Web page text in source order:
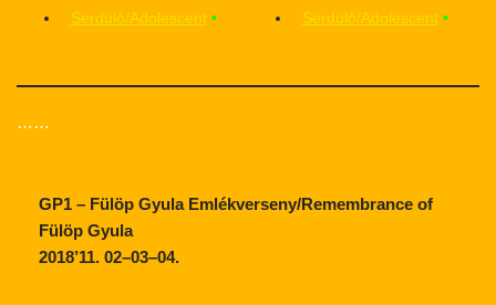
Serdülő/Adolescent• Serdülő/Adolescent •
……
GP1 – Fülöp Gyula Emlékverseny/Remembrance of
Fülöp Gyula
2018’11. 02–03–04.